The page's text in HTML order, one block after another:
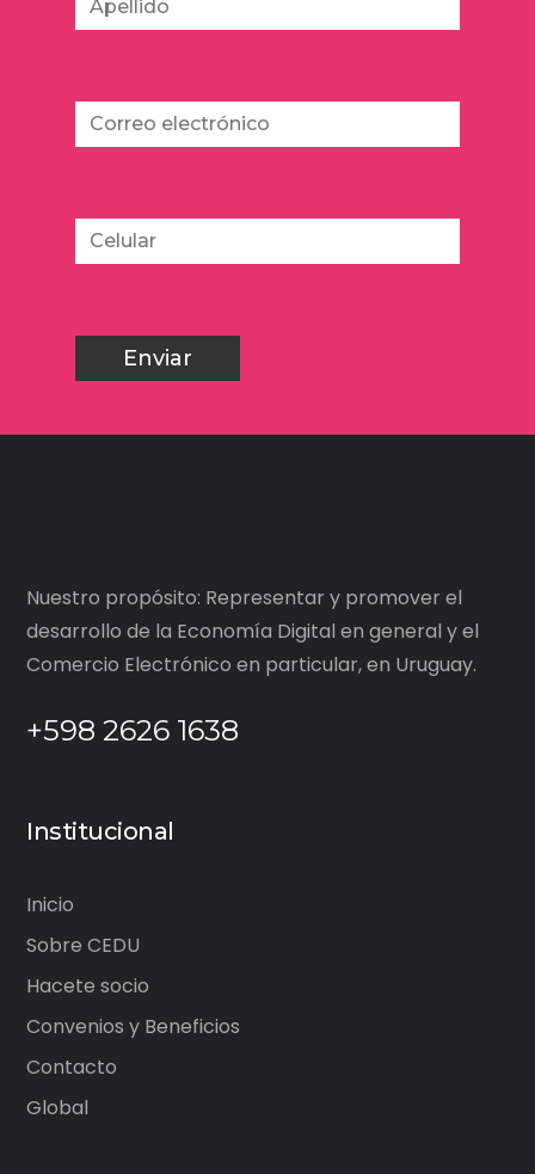
Nuestro propósito: Representar y promover el
desarrollo de la Economía Digital en general y el
Comercio Electrónico en particular, en Uruguay.
+598 2626 1638
Institucional
Inicio
Sobre CEDU
Hacete socio
Convenios y Beneficios
Contacto
Global